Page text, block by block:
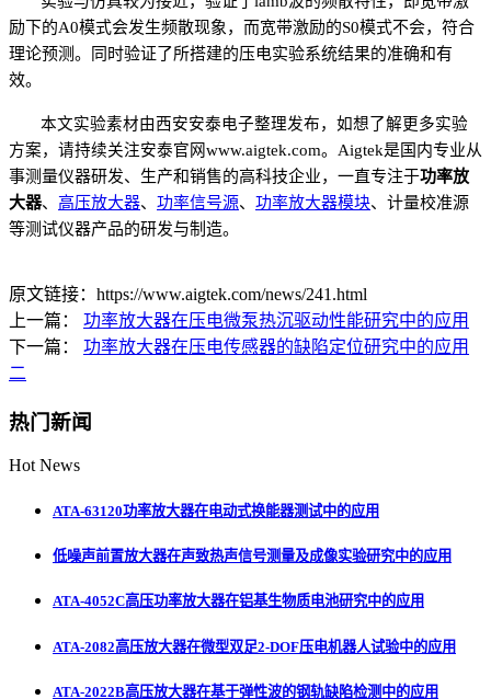
励下的A0模式会发生频散现象，而宽带激励的S0模式不会，符合
理论预测。同时验证了所搭建的压电实验系统结果的准确和有
效。
本文实验素材由西安安泰电子整理发布，如想了解更多实验
方案，请持续关注安泰官网www.aigtek.com。 Aigtek是国内专业从
事测量仪器研发、生产和销售的高科技企业，一直专注于功率放
大器、 高压放大器、 功率信号源、 功率放大器模块、计量校准源
等测试仪器产品的研发与制造。
原文链接：https://www.aigtek.com/news/241.html
上一篇： 功率放大器在压电微泵热沉驱动性能研究中的应用
下一篇： 功率放大器在压电传感器的缺陷定位研究中的应用
二
热门新闻
Hot News
ATA-63120功率放大器在电动式换能器测试中的应用
低噪声前置放大器在声致热声信号测量及成像实验研究中的应用
ATA-4052C高压功率放大器在铝基生物质电池研究中的应用
ATA-2082高压放大器在微型双足2-DOF压电机器人试验中的应用
ATA-2022B高压放大器在基于弹性波的钢轨缺陷检测中的应用